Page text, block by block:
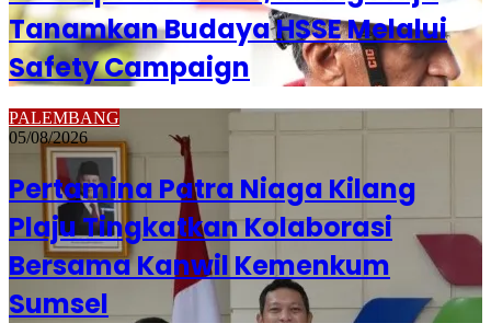
Tanamkan Budaya HSSE Melalui
Safety Campaign
PALEMBANG
05/08/2026
Pertamina Patra Niaga Kilang
Plaju Tingkatkan Kolaborasi
Bersama Kanwil Kemenkum
Sumsel